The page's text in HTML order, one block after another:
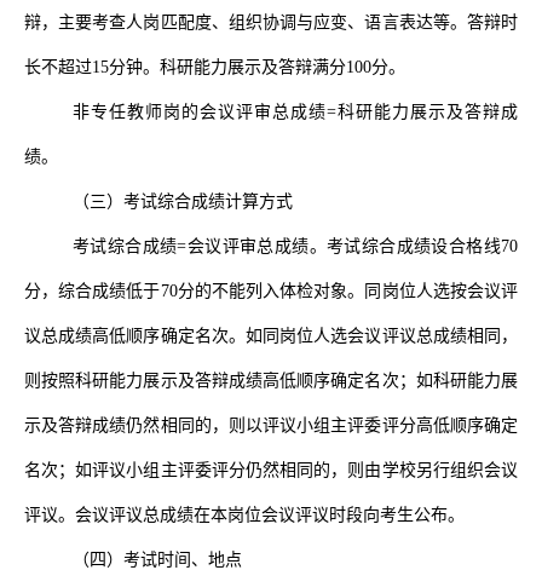
辩，主要考查人岗匹配度、组织协调与应变、语言表达等。答辩时
长不超过15分钟。科研能力展示及答辩满分100分。
非专任教师岗的会议评审总成绩=科研能力展示及答辩成
绩。
（三）考试综合成绩计算方式
考试综合成绩=会议评审总成绩。考试综合成绩设合格线70
分，综合成绩低于70分的不能列入体检对象。同岗位人选按会议评
议总成绩高低顺序确定名次。如同岗位人选会议评议总成绩相同，
则按照科研能力展示及答辩成绩高低顺序确定名次；如科研能力展
示及答辩成绩仍然相同的，则以评议小组主评委评分高低顺序确定
名次；如评议小组主评委评分仍然相同的，则由学校另行组织会议
评议。会议评议总成绩在本岗位会议评议时段向考生公布。
（四）考试时间、地点